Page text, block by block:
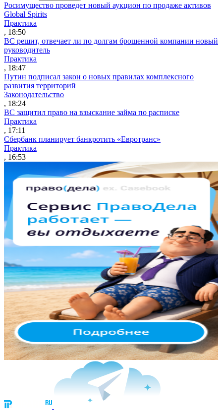
Росимущество проведет новый аукцион по продаже активов
Global Spirits
Практика
, 18:50
ВС решит, отвечает ли по долгам брошенной компании новый
руководитель
Практика
, 18:47
Путин подписал закон о новых правилах комплексного
развития территорий
Законодательство
, 18:24
ВС защитил право на взыскание займа по расписке
Практика
, 17:11
Сбербанк планирует банкротить «Евротранс»
Практика
, 16:53